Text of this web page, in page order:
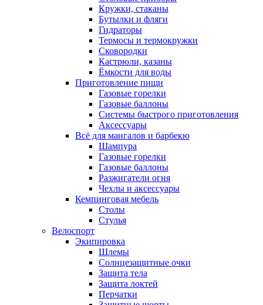
Кружки, стаканы
Бутылки и фляги
Гидраторы
Термосы и термокружки
Сковородки
Кастрюли, казаны
Ёмкости для воды
Приготовление пищи
Газовые горелки
Газовые баллоны
Системы быстрого приготовления
Аксессуары
Всё для мангалов и барбекю
Шампура
Газовые горелки
Газовые баллоны
Разжигатели огня
Чехлы и аксессуары
Кемпинговая мебель
Столы
Стулья
Велоспорт
Экипировка
Шлемы
Солнцезащитные очки
Защита тела
Защита локтей
Перчатки